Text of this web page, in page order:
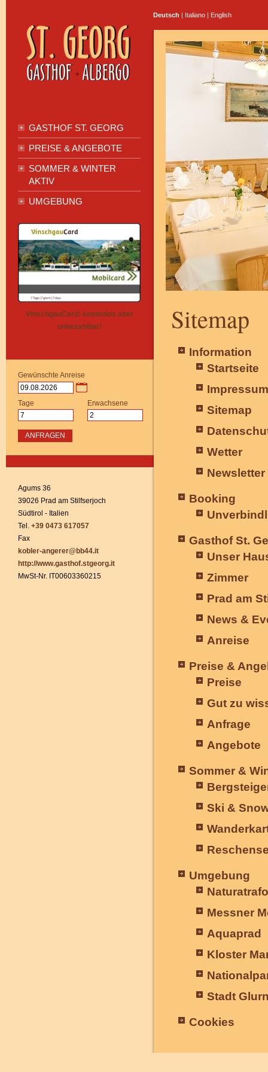
Sitemap
Information
Startseite
Impressum
Sitemap
Wetter
Newsletter
Booking
Gasthof St.
Unser
Zimmer
Prad am
News &
Anreise
Preise &
Preise
Gut zu
Anfrage
Angebote
Sommer &
Ski &
Umgebung
Messner
Aquaprad
Kloster
Stadt
Cookies
GASTHOF ST. GEORG
PREISE & ANGEBOTE
SOMMER & WINTER
AKTIV
UMGEBUNG
VinschgauCard: kostenlos aber
unbezahlbar!
Gewünschte Anreise
Tage Erwachsene
ANFRAGEN
Agums 36
39026 Prad am Stilfserjoch
Südtirol - Italien
Tel. +39 0473 617057
Fax
kobler-angerer@bb44.it
http://www.gasthof.stgeorg.it
MwSt-Nr. IT00603360215
Deutsch | Italiano | English